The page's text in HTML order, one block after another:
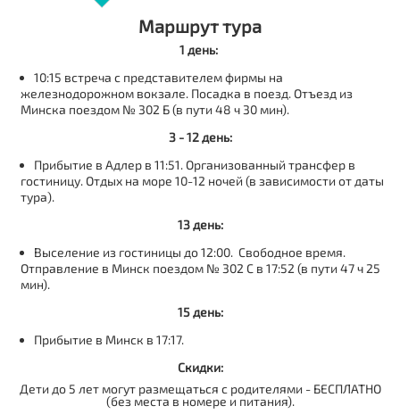
Маршрут тура
1 день:
10:15 встреча с представителем фирмы на
железнодорожном вокзале. Посадка в поезд. Отъезд из
Минска поездом № 302 Б (в пути 48 ч 30 мин).
3 - 12 день:
Прибытие в Адлер в 11:51. Организованный трансфер в
гостиницу. Отдых на море 10-12 ночей (в зависимости от даты
тура).
13 день:
Выселение из гостиницы до 12:00. Свободное время.
Отправление в Минск поездом № 302 С в 17:52 (в пути 47 ч 25
мин).
15 день:
Прибытие в Минск в 17:17.
Скидки:
Дети до 5 лет могут размещаться с родителями - БЕСПЛАТНО
(без места в номере и питания).